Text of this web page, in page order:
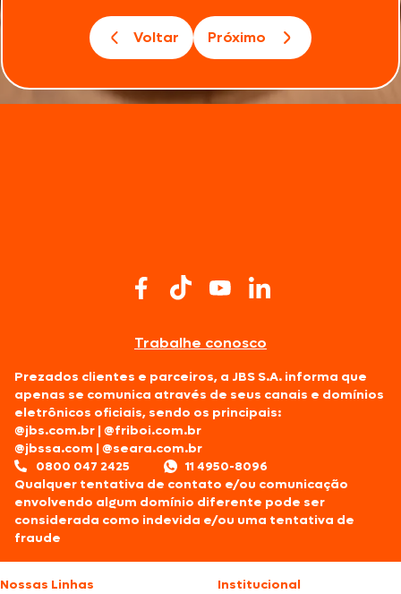
Voltar Próximo
Trabalhe conosco
Prezados clientes e parceiros, a JBS S.A. informa que
apenas se comunica através de seus canais e domínios
eletrônicos oficiais, sendo os principais:
@jbs.com.br |@friboi.com.br
@jbssa.com |@seara.com.br
0800 047 2425
11 4950-8096
Qualquer tentativa de contato e/ou comunicação
envolvendo algum domínio diferente pode ser
considerada como indevida e/ou uma tentativa de
fraude
Nossas Linhas
Institucional